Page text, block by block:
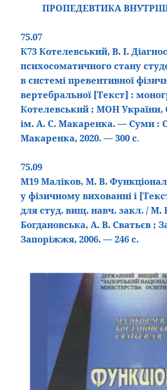
ПРОПЕДЕВТИКА
75.07
К73 Котелевський, В. І.
психосоматичного стану
в системі превентивної
вертебральної [Текст] :
Котелевський ; МОН
ім. А. С. Макаренка. — Суми :
Макаренка, 2020. — 300 с.
75.09
М19 Маліков, М. В.
у фізичному вихованні і
для студ. вищ. навч. закл. / М.
Богдановська, А. В. Сватьєв ;
Запоріжжя, 2006. — 246 с.